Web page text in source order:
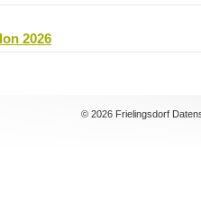
2026
© 2026 Frielingsdorf